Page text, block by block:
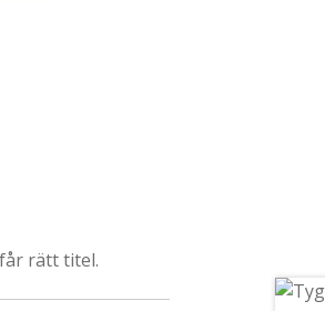
rätt titel.